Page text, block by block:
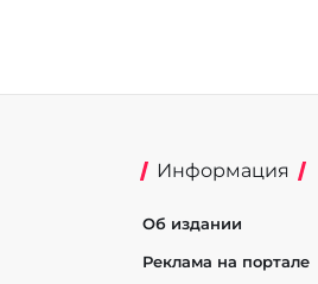
Информация
Об издании
Реклама на портале